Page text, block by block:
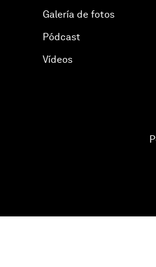
Galería de fotos
Pódcast
Vídeos